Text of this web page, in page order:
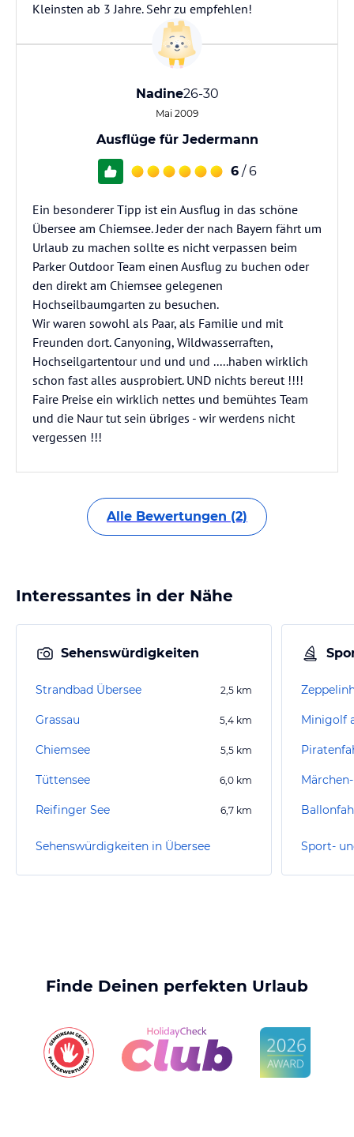
Kleinsten ab 3 Jahre. Sehr zu empfehlen!
Nadine26-30
Mai 2009
Ausflüge für Jedermann
6 / 6
Ein besonderer Tipp ist ein Ausflug in das schöne
Übersee am Chiemsee. Jeder der nach Bayern fährt um
Urlaub zu machen sollte es nicht verpassen beim
Parker Outdoor Team einen Ausflug zu buchen oder
den direkt am Chiemsee gelegenen
Hochseilbaumgarten zu besuchen.
Wir waren sowohl als Paar, als Familie und mit
Freunden dort. Canyoning, Wildwasserraften,
Hochseilgartentour und und und .....haben wirklich
schon fast alles ausprobiert. UND nichts bereut !!!!
Faire Preise ein wirklich nettes und bemühtes Team
und die Naur tut sein übriges - wir werdens nicht
vergessen !!!
Alle Bewertungen (2)
Interessantes in der Nähe
Sehenswürdigkeiten
Strandbad Übersee 2,5 km
Grassau 5,4 km
Chiemsee 5,5 km
Tüttensee 6,0 km
Reifinger See 6,7 km
Sehenswürdigkeiten in Übersee
Minigolf
Finde Deinen perfekten Urlaub